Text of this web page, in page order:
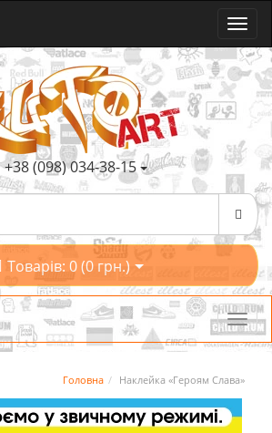
+38 (098) 034-38-15
Товарів: 0 (0 грн.)
Головна Наклейка «Героям Слава»